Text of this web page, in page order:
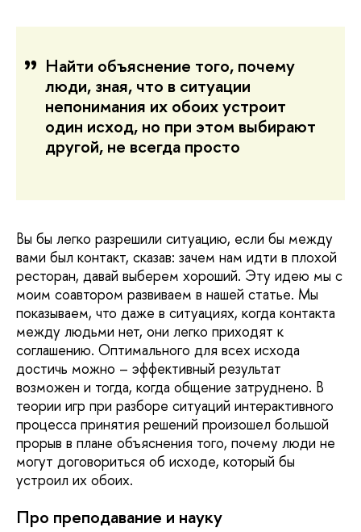
Найти объяснение того, почему
люди, зная, что в ситуации
непонимания их обоих устроит
один исход, но при этом выбирают
другой, не всегда просто
Вы бы легко разрешили ситуацию, если бы между
вами был контакт, сказав: зачем нам идти в плохой
ресторан, давай выберем хороший. Эту идею мы с
моим соавтором развиваем в нашей статье. Мы
показываем, что даже в ситуациях, когда контакта
между людьми нет, они легко приходят к
соглашению. Оптимального для всех исхода
достичь можно – эффективный результат
возможен и тогда, когда общение затруднено. В
теории игр при разборе ситуаций интерактивного
процесса принятия решений произошел большой
прорыв в плане объяснения того, почему люди не
могут договориться об исходе, который бы
устроил их обоих.
Про преподавание и науку